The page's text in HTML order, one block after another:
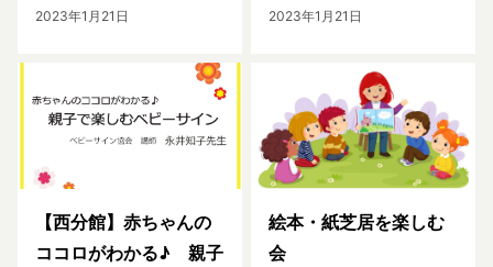
2023年1月21日
2023年1月21日
【西分館】赤ちゃんの
ココロがわかる♪ 親子
絵本・紙芝居を楽しむ
会